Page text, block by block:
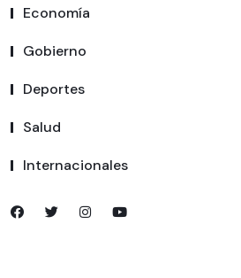
Economía
Gobierno
Deportes
Salud
Internacionales